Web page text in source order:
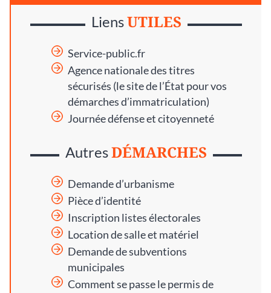
LiensUTILES
Service-public.fr
Agence nationale des titres
sécurisés (le site de l’État pour vos
démarches d’immatriculation)
Journée défense et citoyenneté
AutresDÉMARCHES
Demande d’urbanisme
Pièce d’identité
Inscription listes électorales
Location de salle et matériel
Demande de subventions
municipales
Comment se passe le permis de